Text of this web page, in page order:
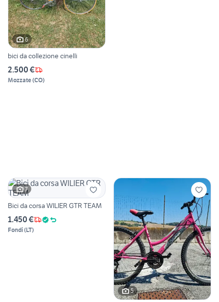
6
bici da collezione cinelli
2.500 €
Mozzate(CO)
7
Bici da corsa WILIER GTR TEAM
1.450 €
Fondi(LT)
5